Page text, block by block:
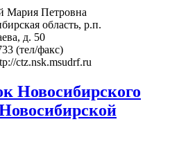
Мария Петровна
область, р.п.
д. 50
(тел/факс)
ctz.nsk.msudrf.ru
Новосибирского